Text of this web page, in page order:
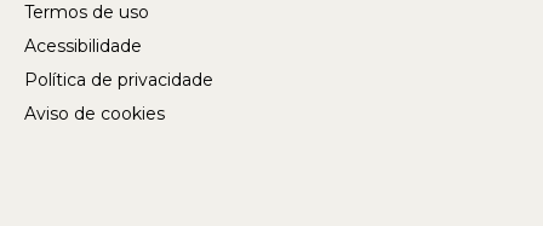
Termos de uso
Acessibilidade
Política de privacidade
Aviso de cookies